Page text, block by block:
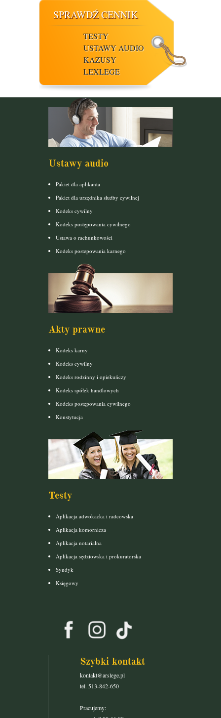
SPRAWDŹ CENNIK
TESTY
USTAWY AUDIO
KAZUSY
LEXLEGE
Ustawy audio
Pakiet dla aplikanta
Pakiet dla urzędnika służby cywilnej
Kodeks cywilny
Kodeks postępowania cywilnego
Ustawa o rachunkowości
Kodeks postepowania karnego
Akty prawne
Kodeks karny
Kodeks cywilny
Kodeks rodzinny i opiekuńczy
Kodeks spółek handlowych
Kodeks postępowania cywilnego
Konstytucja
Testy
Aplikacja adwokacka i radcowska
Aplikacja komornicza
Aplikacja notarialna
Aplikacja sędziowska i prokuratorska
Syndyk
Księgowy
Szybki kontakt
kontakt@arslege.pl
tel. 513-842-650
Pracujemy: